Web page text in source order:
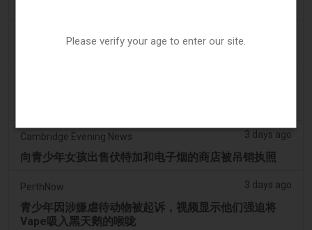
Juno News
Cambridge Evening News 3 days ago
向青少年女孩出售伏特加和电子烟的商店被吊销执照
PerthNow 3 days ago
青少年因涉嫌虐待动物被起诉，视频显示他们强迫将
Vape吸入黑天鹅的喉咙
Please verify your age to enter our site.